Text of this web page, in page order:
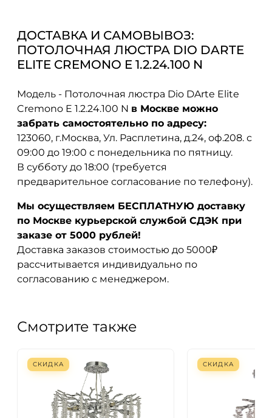
ДОСТАВКА И САМОВЫВОЗ:
ПОТОЛОЧНАЯ ЛЮСТРА DIO DARTE
ELITE CREMONO E 1.2.24.100 N
Модель - Потолочная люстра Dio DArte Elite
Cremono E 1.2.24.100 N в Москве можно
забрать самостоятельно по адресу:
123060, г.Москва, Ул. Расплетина, д.24, оф.208. с
09:00 до 19:00 с понедельника по пятницу.
В субботу до 18:00 (требуется
предварительное согласование по телефону).
Мы осуществляем БЕСПЛАТНУЮ доставку
по Москве курьерской службой СДЭК при
заказе от 5000 рублей!
Доставка заказов стоимостью до 5000₽
рассчитывается индивидуально по
согласованию с менеджером.
Смотрите также
СКИДКА СКИДКА